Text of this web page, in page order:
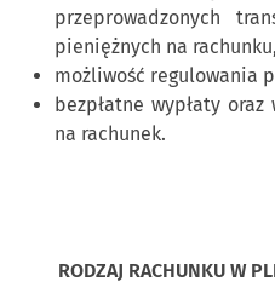
przeprowadzonych
pieniężnych na rachunku,
możliwość regulowania
bezpłatne wypłaty
na rachunek.
RODZAJ RACHUNKU W